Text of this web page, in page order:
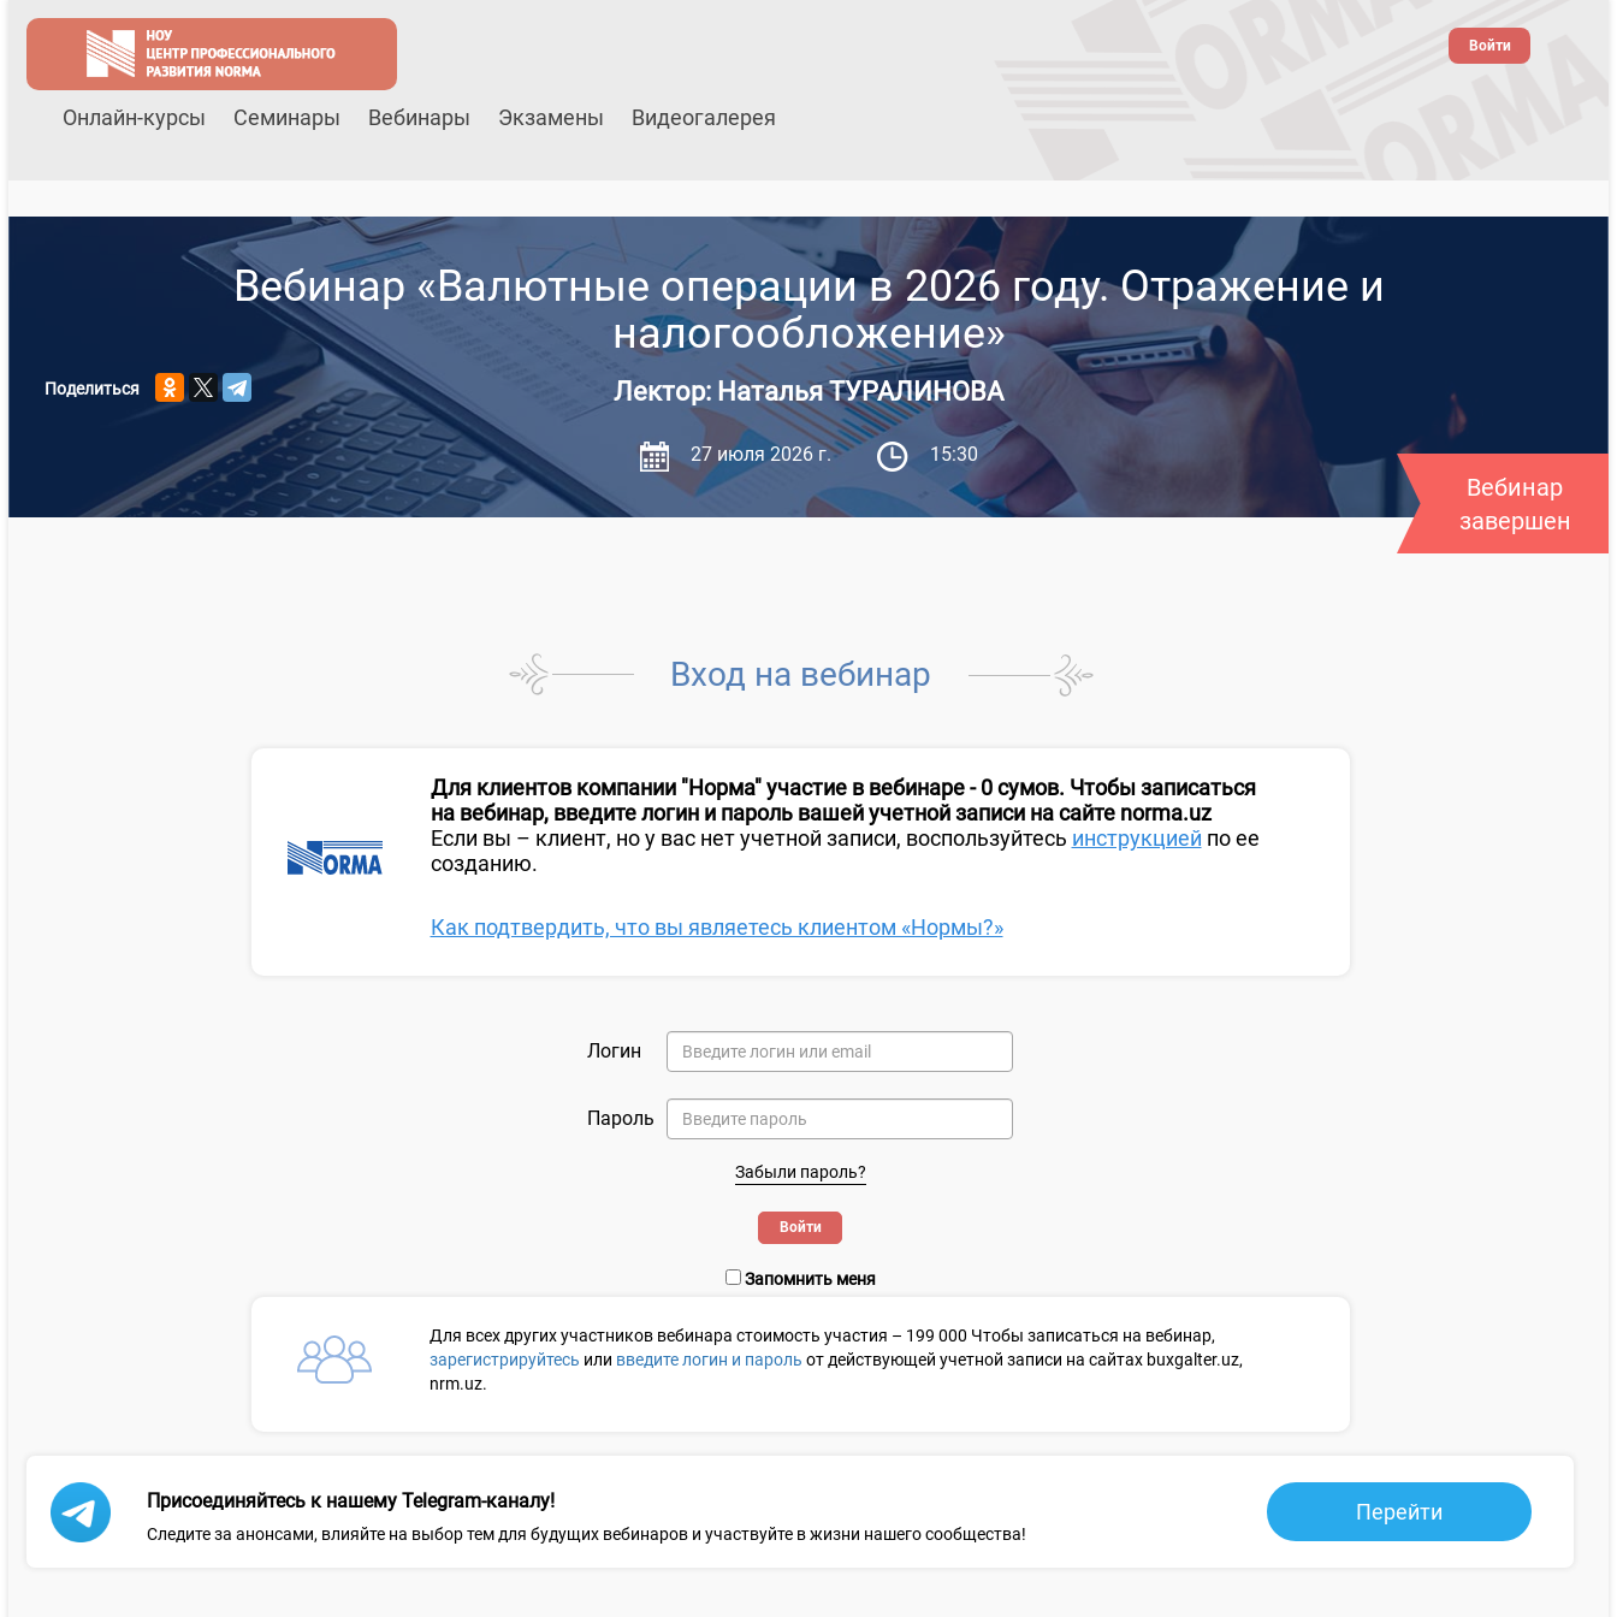
Онлайн-курсы Семинары Вебинары Экзамены Видеогалерея
Войти
Вебинар «Валютные операции в 2026 году. Отражение и
налогообложение»
Лектор: Наталья ТУРАЛИНОВА
27 июля 2026 г. 15:30
Вебинар
завершен
Поделиться
Вход на вебинар
Для клиентов компании "Норма" участие в вебинаре - 0 сумов. Чтобы записаться
на вебинар, введите логин и пароль вашей учетной записи на сайте norma.uz
Если вы – клиент, но у вас нет учетной записи, воспользуйтесь инструкцией по ее
созданию.
Как подтвердить, что вы являетесь клиентом «Нормы?»
Логин
Пароль
Забыли пароль?
Запомнить меня
Для всех других участниковвебинара стоимость участия – 199 000 Чтобы записаться на вебинар,
зарегистрируйтесь или введите логин и пароль от действующей учетной записи на сайтах buxgalter.uz,
nrm.uz.
Присоединяйтесь к нашему Telegram-каналу!
Следите за анонсами, влияйте на выбор тем для будущих вебинаров и участвуйте в жизни нашего сообщества!
Перейти